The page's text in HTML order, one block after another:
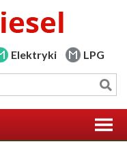
Elektryki LPG